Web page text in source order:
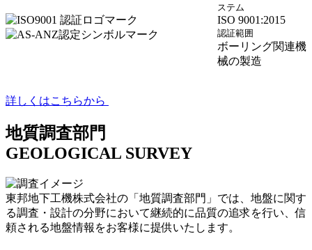
ステム
ISO 9001:2015
認証範囲
ボーリング関連機
械の製造
詳しくはこちらから
地質調査部門
GEOLOGICAL SURVEY
東邦地下工機株式会社の「地質調査部門」では、地盤に関す
る調査・設計の分野において継続的に品質の追求を行い、信
頼される地盤情報をお客様に提供いたします。